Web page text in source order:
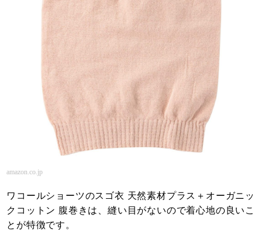
amazon.co.jp
ワコールショーツのスゴ衣 天然素材プラス＋オーガニッ
クコットン 腹巻きは、縫い目がないので着心地の良いこ
とが特徴です。